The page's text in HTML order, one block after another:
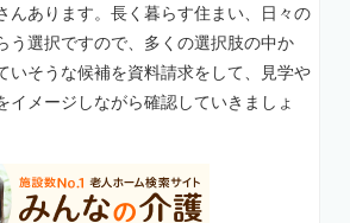
んあります。長く暮らす住まい、日々の
う選択ですので、多くの選択肢の中か
いそうな候補を資料請求をして、見学や
イメージしながら確認していきましょ